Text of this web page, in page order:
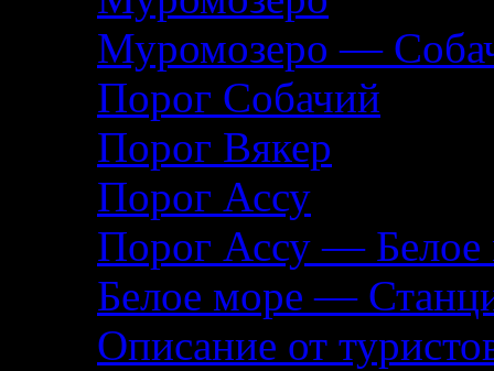
Муромозеро —
Порог Собачий
Порог Вякер
Порог Ассу
Порог Ассу — Белое
Белое море —
Описание от